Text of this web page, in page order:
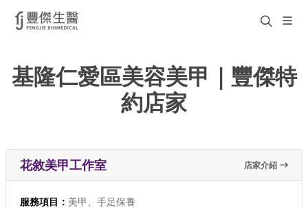
基隆仁愛區美容美甲｜豐傑特
約店家
花敘美甲工作室 店家介紹
服務項目： 美甲、手足保養